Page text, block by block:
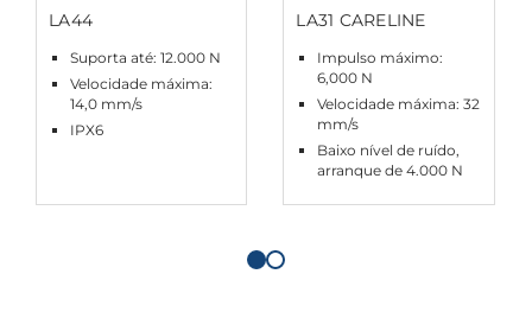
LA44
Suporta até: 12.000 N
Velocidade máxima:
14,0 mm/s
IPX6
LA31 CARELINE
Impulso máximo:
6,000 N
Velocidade máxima: 32
mm/s
Baixo nível de ruído,
arranque de 4.000 N